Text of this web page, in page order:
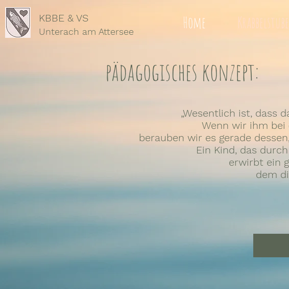
KBBE & VS
Unterach am Attersee Home Krabbelstube
pädagogisches konzept:
„Wesentlich ist, dass
Wenn wir ihm bei
berauben wir es gerade
Ein Kind, das
erwirbt ein
dem